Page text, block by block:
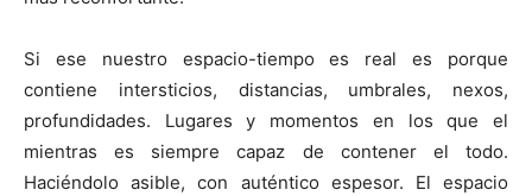
Si ese nuestro espacio-tiempo es real es porque
contiene intersticios, distancias, umbrales, nexos,
profundidades. Lugares y momentos en los que el
mientras es siempre capaz de contener el todo.
Haciéndolo asible, con auténtico espesor. El espacio